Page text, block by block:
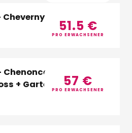
– Chenonceau
51.5 €
PRO ERWACHSENER
–
+ Gartenfestival)
57 €
PRO ERWACHSENER